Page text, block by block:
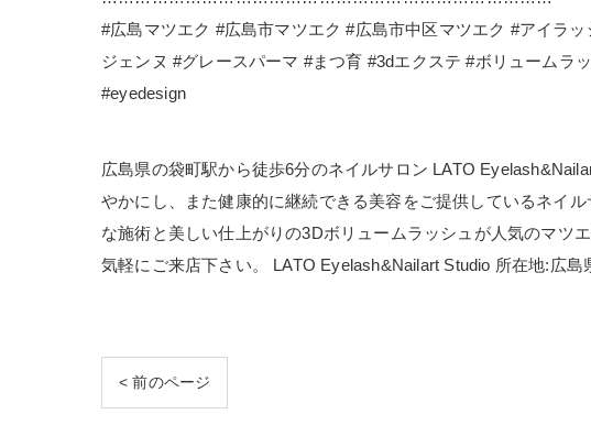
#広島マツエク #広島市マツエク #広島市中区マツエク #アイラ
ジェンヌ #グレースパーマ #まつ育 #3dエクステ #ボリュームラ
#eyedesign
広島県の袋町駅から徒歩6分のネイルサロン LATO
やかにし、また健康的に継続できる美容をご提供しているネイ
な施術と美しい仕上がりの3Dボリュームラッシュが人気のマツ
気軽にご来店下さい。 LATO Eyelash&Nailart Studio 所在地:広
< 前のページ